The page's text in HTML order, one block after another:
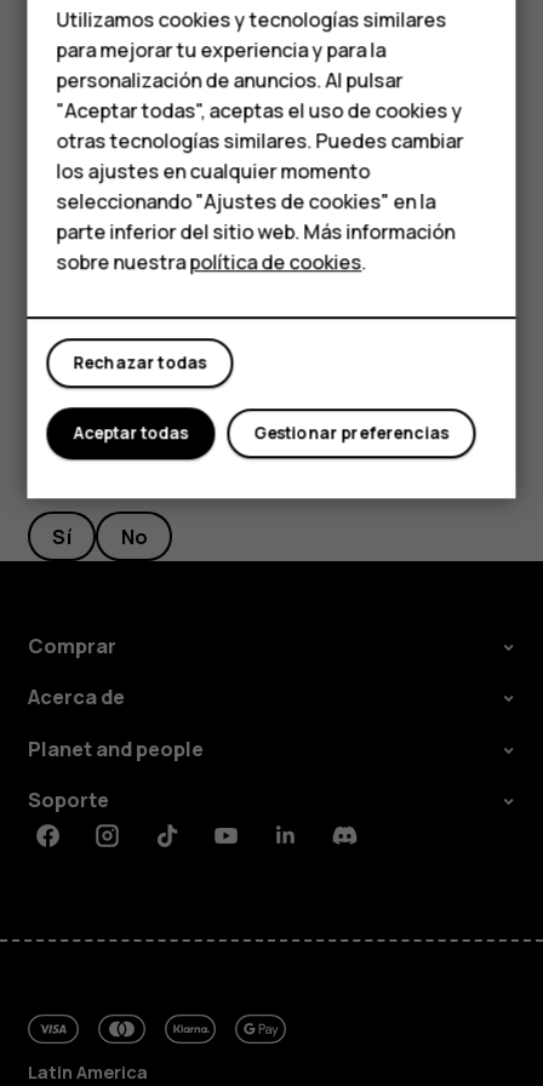
media
Teléfonos para
personas mayores
HMD Terra M
Comprar
Mi cuenta
de la repetición, presioneReloj>more_vert>Configuración
Duración de la repeticióny seleccione la duración que
quiera.
Apagar una alarma
Cuando suene la alarma, deslice la alarma hacia la derecha.
Eliminar una alarma
PresioneReloj>access_alarmALARMA. Seleccione la alarma y
Sí No
Comprar
Acerca de
Planet and people
Soporte
FacebookInstagramTiktokYoutubeLinkedinDiscord
Latin America
Utilizamos cookies y tecnologías similares
para mejorar tu experiencia y para la
personalización de anuncios. Al pulsar
"Aceptar todas", aceptas el uso de cookies y
otras tecnologías similares. Puedes cambiar
los ajustes en cualquier momento
seleccionando "Ajustes de cookies" en la
parte inferior del sitio web. Más información
sobre nuestrapolítica de cookies.
Rechazar todas
Gestionar preferencias
Aceptar todas